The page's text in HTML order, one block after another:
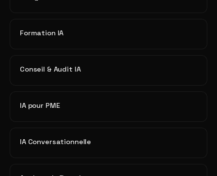
Formation IA
Conseil & Audit IA
IA pour PME
IA Conversationnelle